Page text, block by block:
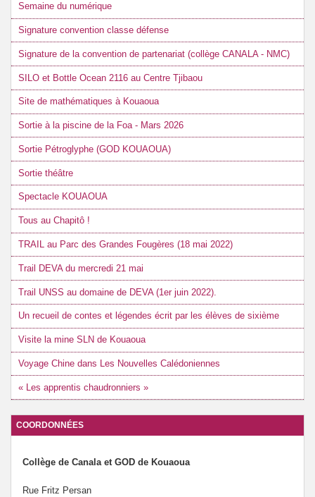
Semaine du numérique
Signature convention classe défense
Signature de la convention de partenariat (collège CANALA - NMC)
SILO et Bottle Ocean 2116 au Centre Tjibaou
Site de mathématiques à Kouaoua
Sortie à la piscine de la Foa - Mars 2026
Sortie Pétroglyphe (GOD KOUAOUA)
Sortie théâtre
Spectacle KOUAOUA
Tous au Chapitô !
TRAIL au Parc des Grandes Fougères (18 mai 2022)
Trail DEVA du mercredi 21 mai
Trail UNSS au domaine de DEVA (1er juin 2022).
Un recueil de contes et légendes écrit par les élèves de sixième
Visite la mine SLN de Kouaoua
Voyage Chine dans Les Nouvelles Calédoniennes
« Les apprentis chaudronniers »
COORDONNÉES
Collège de Canala et GOD de Kouaoua
Rue Fritz Persan